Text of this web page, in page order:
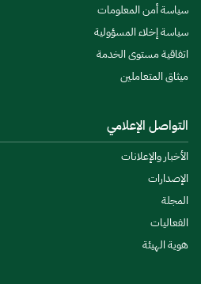
سياسة أمن المعلومات
سياسة إخلاء المسؤولية
اتفاقية مستوى الخدمة
ميثاق المتعاملين
التواصل الإعلامي
الأخبار والإعلانات
الإصدارات
المجلة
الفعاليات
هوية الهيئة